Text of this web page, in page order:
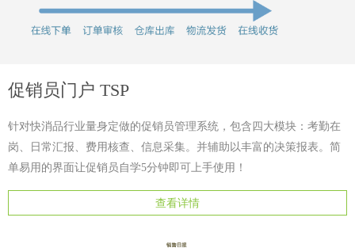
促销员门户 TSP
针对快消品行业量身定做的促销员管理系统，包含四大模块：考勤在
岗、日常汇报、费用核查、信息采集。并辅助以丰富的决策报表。简
单易用的界面让促销员自学5分钟即可上手使用！
查看详情